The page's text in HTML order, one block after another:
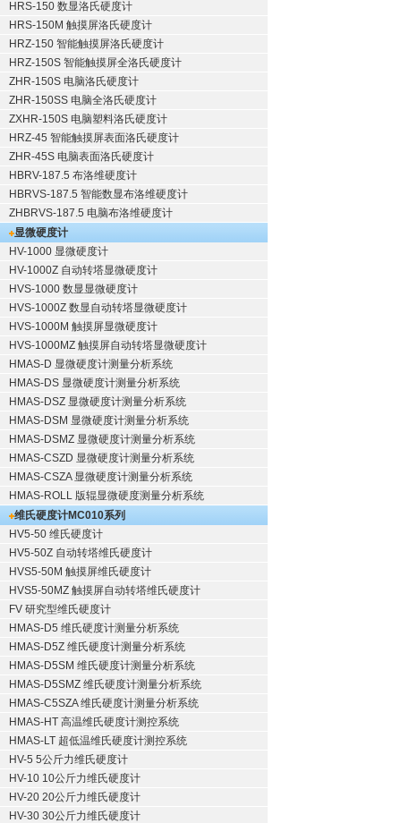
HRS-150 数显洛氏硬度计
HRS-150M 触摸屏洛氏硬度计
HRZ-150 智能触摸屏洛氏硬度计
HRZ-150S 智能触摸屏全洛氏硬度计
ZHR-150S 电脑洛氏硬度计
ZHR-150SS 电脑全洛氏硬度计
ZXHR-150S 电脑塑料洛氏硬度计
HRZ-45 智能触摸屏表面洛氏硬度计
ZHR-45S 电脑表面洛氏硬度计
HBRV-187.5 布洛维硬度计
HBRVS-187.5 智能数显布洛维硬度计
ZHBRVS-187.5 电脑布洛维硬度计
显微硬度计
HV-1000 显微硬度计
HV-1000Z 自动转塔显微硬度计
HVS-1000 数显显微硬度计
HVS-1000Z 数显自动转塔显微硬度计
HVS-1000M 触摸屏显微硬度计
HVS-1000MZ 触摸屏自动转塔显微硬度计
HMAS-D 显微硬度计测量分析系统
HMAS-DS 显微硬度计测量分析系统
HMAS-DSZ 显微硬度计测量分析系统
HMAS-DSM 显微硬度计测量分析系统
HMAS-DSMZ 显微硬度计测量分析系统
HMAS-CSZD 显微硬度计测量分析系统
HMAS-CSZA 显微硬度计测量分析系统
HMAS-ROLL 版辊显微硬度测量分析系统
维氏硬度计MC010系列
HV5-50 维氏硬度计
HV5-50Z 自动转塔维氏硬度计
HVS5-50M 触摸屏维氏硬度计
HVS5-50MZ 触摸屏自动转塔维氏硬度计
FV 研究型维氏硬度计
HMAS-D5 维氏硬度计测量分析系统
HMAS-D5Z 维氏硬度计测量分析系统
HMAS-D5SM 维氏硬度计测量分析系统
HMAS-D5SMZ 维氏硬度计测量分析系统
HMAS-C5SZA 维氏硬度计测量分析系统
HMAS-HT 高温维氏硬度计测控系统
HMAS-LT 超低温维氏硬度计测控系统
HV-5 5公斤力维氏硬度计
HV-10 10公斤力维氏硬度计
HV-20 20公斤力维氏硬度计
HV-30 30公斤力维氏硬度计